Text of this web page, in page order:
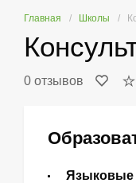
Главная Школы
0 отзывов
Языковые